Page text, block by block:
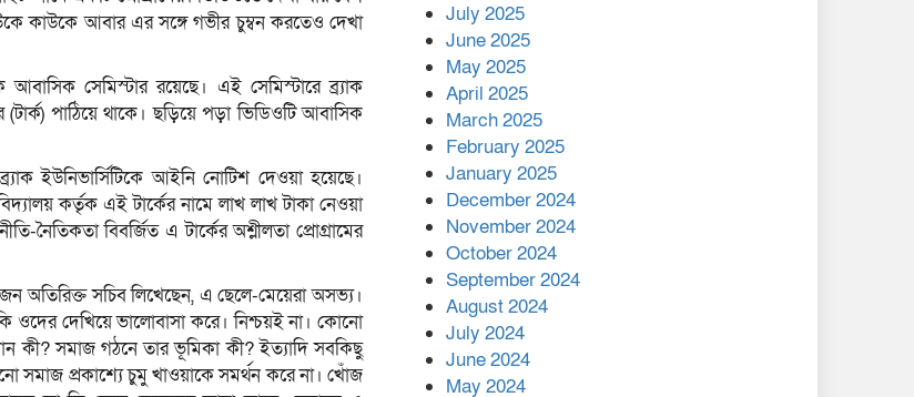
কাউকে আবার এর সঙ্গে গভীর চুম্বন করতেও দেখা
আবাসিক সেমিস্টার রয়েছে। এই সেমিস্টারে ব্র্যাক
(টার্ক) পাঠিয়ে থাকে। ছড়িয়ে পড়া ভিডিওটি আবাসিক
ইউনিভার্সিটিকে আইনি নোটিশ দেওয়া হয়েছে।
কর্তৃক এই টার্কের নামে লাখ লাখ টাকা নেওয়া
নৈতিকতা বিবর্জিত এ টার্কের অশ্লীলতা প্রোগ্রামের
অতিরিক্ত সচিব লিখেছেন, এ ছেলে-মেয়েরা অসভ্য।
ওদের দেখিয়ে ভালোবাসা করে। নিশ্চয়ই না। কোনো
কী? সমাজ গঠনে তার ভূমিকা কী? ইত্যাদি সবকিছু
সমাজ প্রকাশ্যে চুমু খাওয়াকে সমর্থন করে না। খোঁজ
এক বিলিয়ন ডলার বিনিয়োগ
হবে আনোয়ারায়
বান্দরবানে বন্যায় ক্ষতিগ্রস্তদের
মাঝে সহায়তা দিলেন সাচিং প্রু
জেরী
July 2025
June 2025
May 2025
April 2025
March 2025
February 2025
January 2025
December 2024
November 2024
October 2024
September 2024
August 2024
July 2024
June 2024
May 2024